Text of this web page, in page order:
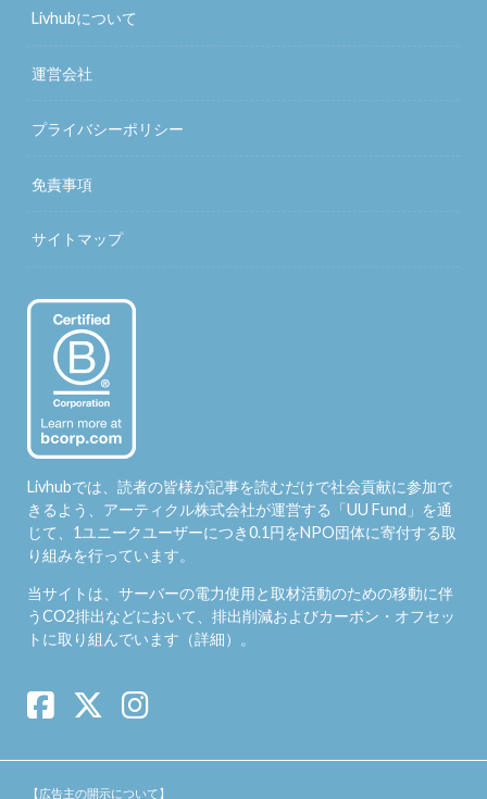
Livhubについて
運営会社
プライバシーポリシー
免責事項
サイトマップ
Livhubでは、読者の皆様が記事を読むだけで社会貢献に参加で
きるよう、アーティクル株式会社が運営する「UU Fund 」を通
じて、1ユニークユーザーにつき0.1円をNPO団体に寄付する取
り組みを行っています。
当サイトは、サーバーの電力使用と取材活動のための移動に伴
うCO2排出などにおいて、排出削減およびカーボン・オフセッ
トに取り組んでいます（詳細）。
【広告主の開示について】